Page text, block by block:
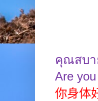
คุณสบา
Are
你身体